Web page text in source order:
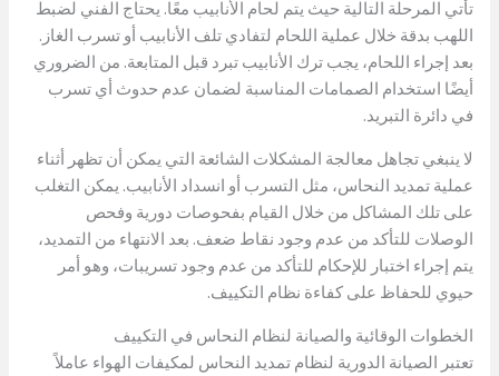
تأتي المرحلة التالية حيث يتم لحام الأنابيب معًا. يحتاج الفني لضبط
اللهب بدقة خلال عملية اللحام لتفادي تلف الأنابيب أو تسرب الغاز.
بعد إجراء اللحام، يجب ترك الأنابيب تبرد قبل المتابعة. من الضروري
أيضًا استخدام الصمامات المناسبة لضمان عدم حدوث أي تسرب
في دائرة التبريد.
لا ينبغي تجاهل معالجة المشكلات الشائعة التي يمكن أن تظهر أثناء
عملية تمديد النحاس، مثل التسرب أو انسداد الأنابيب. يمكن التغلب
على تلك المشاكل من خلال القيام بفحوصات دورية وفحص
الوصلات للتأكد من عدم وجود نقاط ضعف. بعد الانتهاء من التمديد،
يتم إجراء اختبار للإحكام للتأكد من عدم وجود تسريبات، وهو أمر
حيوي للحفاظ على كفاءة نظام التكييف.
الخطوات الوقائية والصيانة لنظام النحاس في التكييف
تعتبر الصيانة الدورية لنظام تمديد النحاس لمكيفات الهواء عاملاً